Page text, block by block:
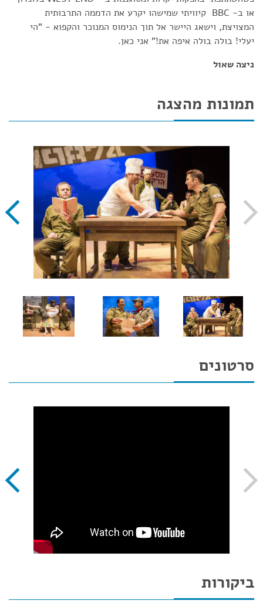
או ב- BBC קיוויתי שמישהו יקרע את הדממה התרבותית
המצויצת, וישאג היישר אל תוך הנימוס המנוכר והקפוא - "הי
יעלי! בולה בולה איפה את!" אני כאן.
ניצה שאול
תמונות מהצגה
סרטונים
ביקורות